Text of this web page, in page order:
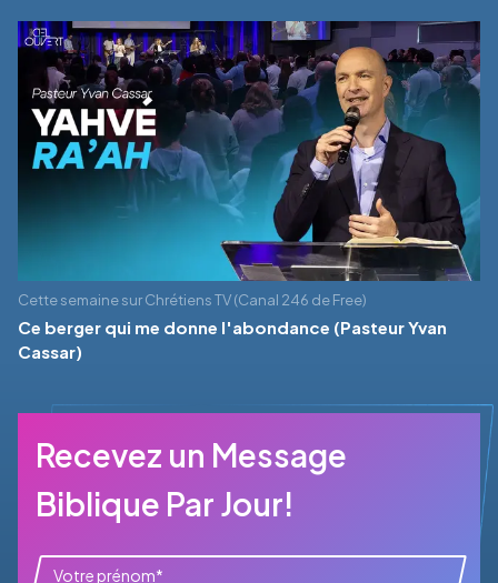
Cette semaine sur Chrétiens TV (Canal 246 de Free)
Ce berger qui me donne l'abondance (Pasteur Yvan
Cassar)
Recevez un Message
Biblique Par Jour!